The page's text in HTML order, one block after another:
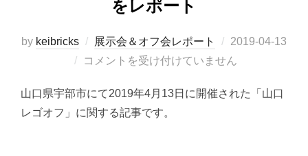
をレポート
by keibricks 展示会＆オフ会レポート
投
稿
2019-04-13
コメントを受け付けていません
山口県宇部市にて2019年4月13日に開催された「山口
レゴオフ」に関する記事です。